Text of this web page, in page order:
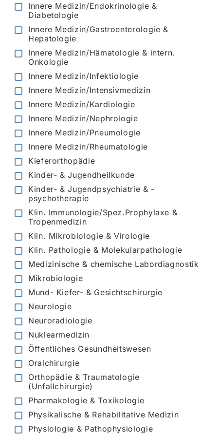
Innere Medizin/Endokrinologie &
Diabetologie
Innere Medizin/Gastroenterologie &
Hepatologie
Innere Medizin/Hämatologie & intern.
Onkologie
Innere Medizin/Infektiologie
Innere Medizin/Intensivmedizin
Innere Medizin/Kardiologie
Innere Medizin/Nephrologie
Innere Medizin/Pneumologie
Innere Medizin/Rheumatologie
Kieferorthopädie
Kinder- & Jugendheilkunde
Kinder- & Jugendpsychiatrie & -
psychotherapie
Klin. Immunologie/Spez.Prophylaxe &
Tropenmedizin
Klin. Mikrobiologie & Virologie
Klin. Pathologie & Molekularpathologie
Medizinische & chemische Labordiagnostik
Mikrobiologie
Mund- Kiefer- & Gesichtschirurgie
Neurologie
Neuroradiologie
Nuklearmedizin
Öffentliches Gesundheitswesen
Oralchirurgie
Orthopädie & Traumatologie
(Unfallchirurgie)
Pharmakologie & Toxikologie
Physikalische & Rehabilitative Medizin
Physiologie & Pathophysiologie